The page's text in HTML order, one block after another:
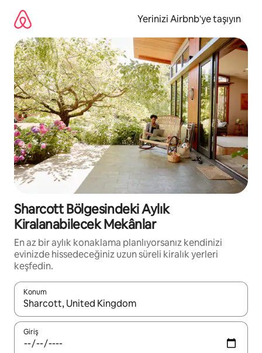
Yerinizi Airbnb'ye taşıyın
Sharcott Bölgesindeki Aylık
Kiralanabilecek Mekânlar
En az bir aylık konaklama planlıyorsanız kendinizi
evinizde hissedeceğiniz uzun süreli kiralık yerleri
keşfedin.
Konum
Sonuçlar kullanılabilir olduğunda yukarı ve aşağı oklarıyla
Giriş